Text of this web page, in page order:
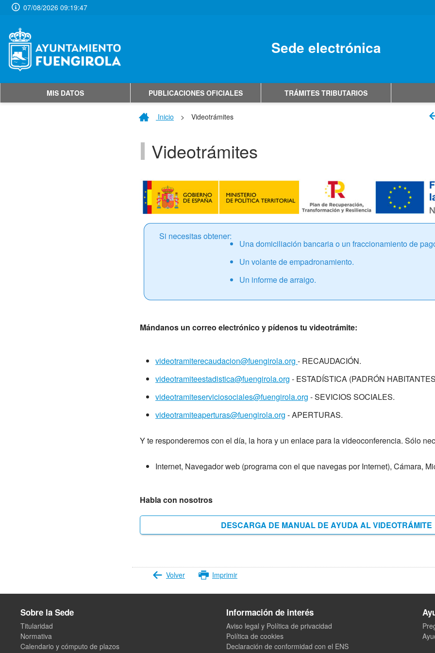
07/08/2026 09:19:47
Sede electrónica
MIS DATOS PUBLICACIONES OFICIALES TRÁMITES TRIBUTARIOS
Inicio > Videotrámites
Videotrámites
Si necesitas obtener:
Una domiciliación bancaria o un fraccionamiento de
Un volante de empadronamiento.
Un informe de arraigo.
Mándanos un correo electrónico y pídenos tu videotrámite:
videotramiterecaudacion@fuengirola.org - RECAUDACIÓN.
videotramiteestadistica@fuengirola.org - ESTADÍSTICA (PADRÓN
videotramiteserviciosociales@fuengirola.org - SEVICIOS SOCIALES.
videotramiteaperturas@fuengirola.org - APERTURAS.
Y te responderemos con el día, la hora y un enlace para la videoconferencia. Sólo
Internet, Navegador web (programa con el que navegas por Internet), Cámara,
Habla con nosotros
DESCARGA DE MANUAL DE AYUDA AL VIDEOTRÁMITE
Volver Imprimir
Sobre la Sede
Titularidad
Normativa
Calendario y cómputo de plazos
Información de interés
Aviso legal y Política de privacidad
Política de cookies
Declaración de conformidad con el ENS